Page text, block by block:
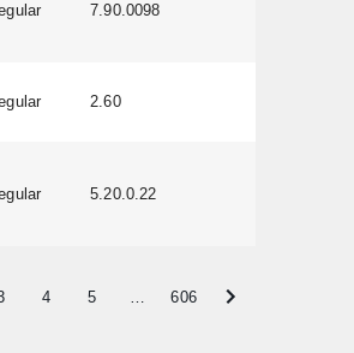
7.90.0098
2.60
5.20.0.22
4 5 606